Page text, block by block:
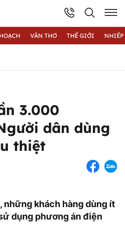
VĂN THƠ THẾ GIỚI
3.000
dân dùng
thiệt
những khách hàng dùng ít
dụng phương án điện